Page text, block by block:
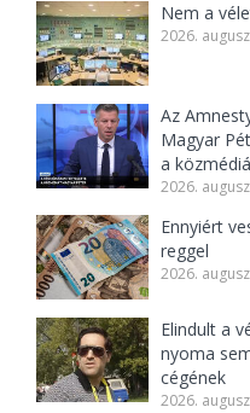
Nem a
2026.
Az
Magyar
a
2026.
Ennyiért
reggel
2026.
Elindult a
nyoma
cégének
2026.